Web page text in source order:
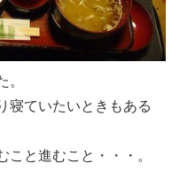
。
寝ていたいときもある
と進むこと・・・。